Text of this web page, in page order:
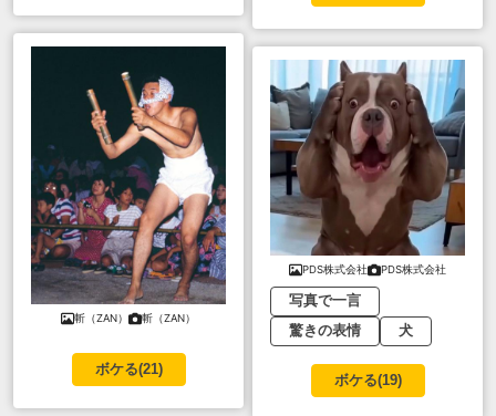
斬（ZAN） 斬（ZAN）
ボケる(21)
PDS株式会社 PDS株式会社
写真で一言
驚きの表情
犬
ボケる(19)